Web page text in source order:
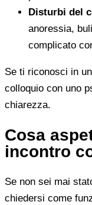
Disturbi del
anoressia,
complicato
Se ti riconosci in
colloquio con uno
chiarezza.
Cosa
incontro
Se non sei mai
chiedersi come